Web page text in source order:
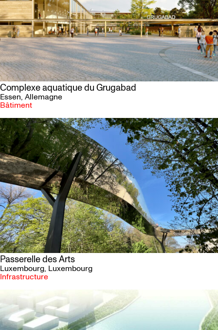
Complexe aquatique du Grugabad
Essen, Allemagne
Bâtiment
Passerelle des Arts
Luxembourg, Luxembourg
Infrastructure